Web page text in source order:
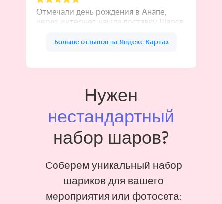
Нужен
нестандартный
набор шаров?
Соберем уникальный набор
шариков для вашего
мероприятия или фотосета: